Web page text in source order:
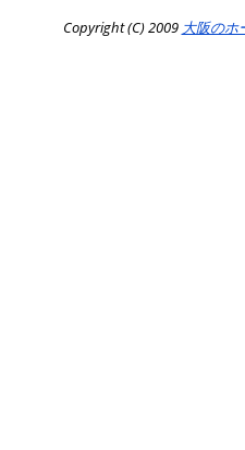
Copyright (C) 2009 大阪のホ